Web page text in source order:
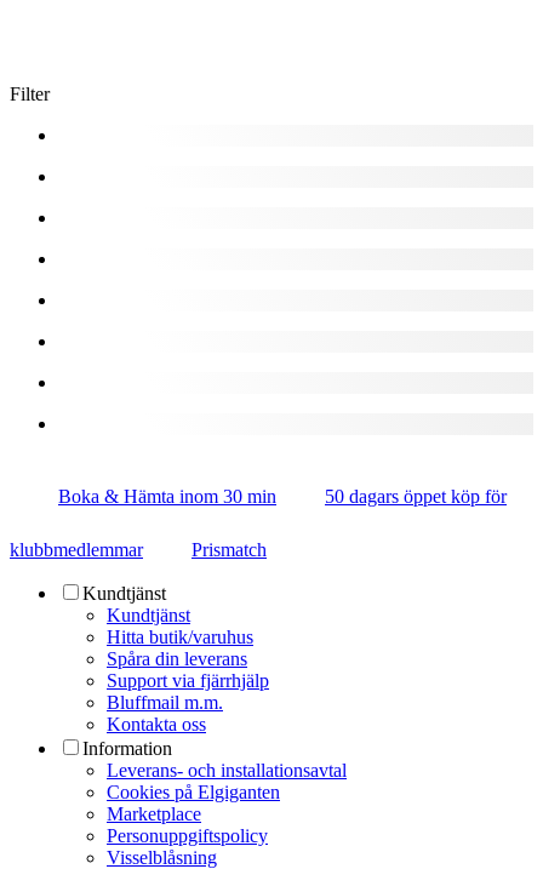
Filter
Boka & Hämta inom 30 min 50 dagars öppet köp för
klubbmedlemmar Prismatch
Kundtjänst
Kundtjänst
Hitta butik/varuhus
Spåra din leverans
Support via fjärrhjälp
Bluffmail m.m.
Kontakta oss
Information
Leverans- och installationsavtal
Cookies på Elgiganten
Marketplace
Personuppgiftspolicy
Visselblåsning